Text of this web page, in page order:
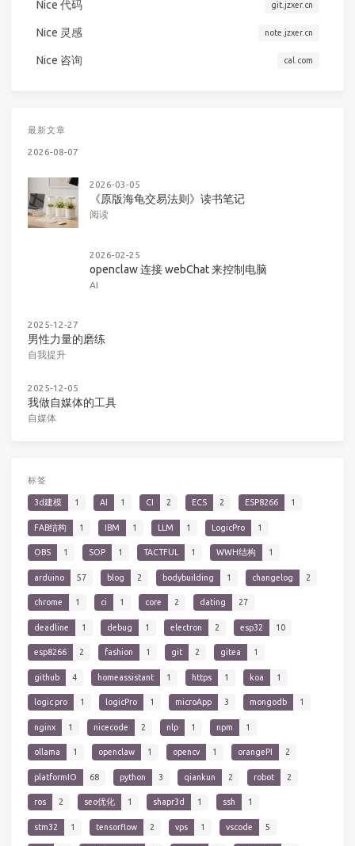
Nice 代码 git.jzxer.cn
Nice 灵感 note.jzxer.cn
Nice 咨询 cal.com
最新文章
2026-08-07
2026-03-05
《原版海龟交易法则》读书笔记
阅读
2026-02-25
openclaw 连接 webChat 来控制电脑
AI
2025-12-27
男性力量的磨练
自我提升
2025-12-05
我做自媒体的工具
自媒体
标签
3d建模 1 AI 1 CI 2 ECS 2 ESP8266 1
FAB结构 1 IBM 1 LLM 1 LogicPro 1
OBS 1 SOP 1 TACTFUL 1 WWH结构 1
arduino 57 blog 2 bodybuilding 1 changelog 2
chrome 1 ci 1 core 2 dating 27
deadline 1 debug 1 electron 2 esp32 10
esp8266 2 fashion 1 git 2 gitea 1
github 4 homeassistant 1 https 1 koa 1
logic pro 1 logicPro 1 microApp 3 mongodb 1
nginx 1 nicecode 2 nlp 1 npm 1
ollama 1 openclaw 1 opencv 1 orangePI 2
platformIO 68 python 3 qiankun 2 robot 2
ros 2 seo优化 1 shapr3d 1 ssh 1
stm32 1 tensorflow 2 vps 1 vscode 5